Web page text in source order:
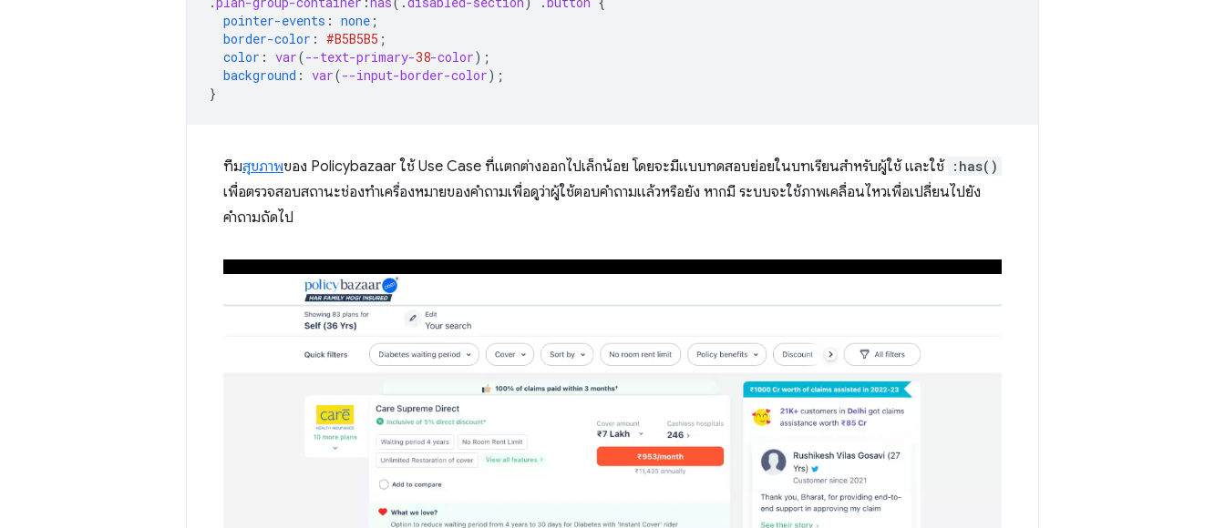
pointer-events : none ;
border-color : #B5B5B5 ;
color : var(--text-primary-38-color);
background : var(--input-border-color);
}
ทีมสุขภาพของ Policybazaar ใช้ Use Case ที่แตกต่างออกไปเล็กน้อย โดยจะมีแบบทดสอบย่อยในบทเรียนสำหรับผู้ใช้ และใช้ :has()
เพื่อตรวจสอบสถานะช่องทำเครื่องหมายของคำถามเพื่อดูว่าผู้ใช้ตอบคำถามแล้วหรือยัง หากมี ระบบจะใช้ภาพเคลื่อนไหวเพื่อเปลี่ยนไปยัง
คำถามถัดไป